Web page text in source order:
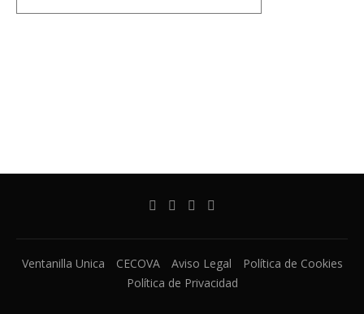
Ventanilla Unica CECOVA Aviso Legal
Política de Cookies
Política de Privacidad